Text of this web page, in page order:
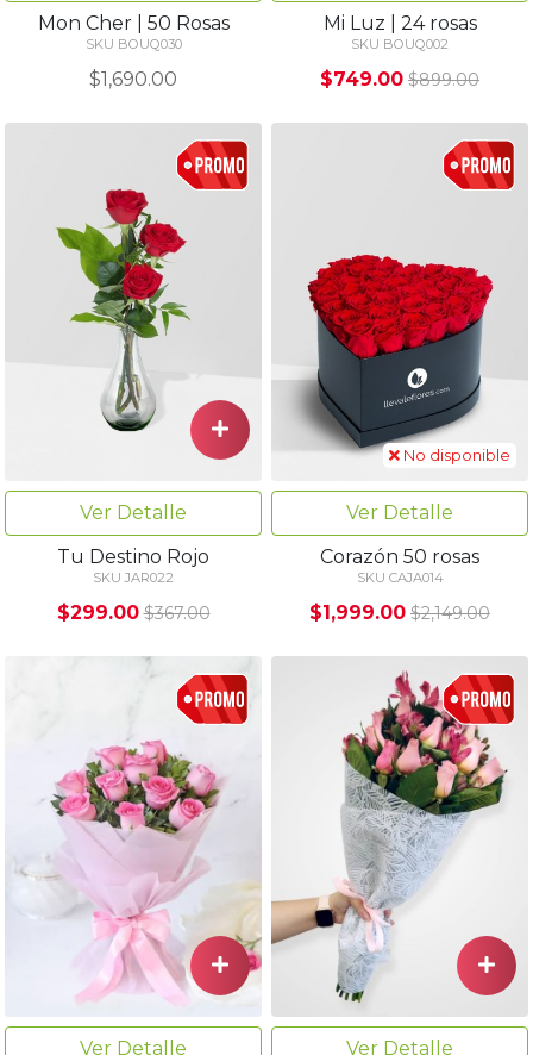
Mon Cher | 50 Rosas
SKU BOUQ030
$1,690.00
Mi Luz | 24 rosas
SKU BOUQ002
$749.00 $899.00
Ver Detalle
Tu Destino Rojo
SKU JAR022
$299.00 $367.00
No disponible
Ver Detalle
Corazón 50 rosas
SKU CAJA014
$1,999.00 $2,149.00
Ver Detalle
Ver Detalle